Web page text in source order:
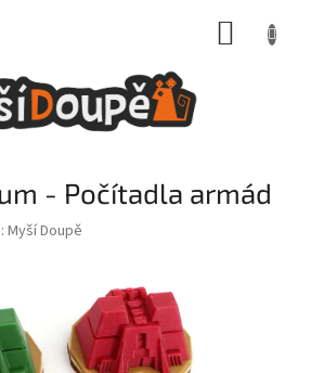
- Počítadla armád
Myší Doupě